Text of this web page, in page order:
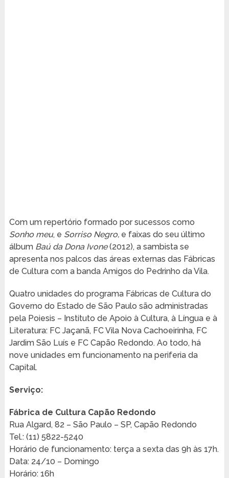
Com um repertório formado por sucessos como
Sonho meu, e Sorriso Negro,e faixas do seu último
álbum Baú da Dona Ivone(2012), a sambista se
apresenta nos palcos das áreas externas das Fábricas
de Cultura com a banda Amigos do Pedrinho da Vila.
Quatro unidades do programa Fábricas de Cultura do
Governo do Estado de São Paulo são administradas
pela Poiesis – Instituto de Apoio à Cultura, à Língua e à
Literatura: FC Jaçanã, FC Vila Nova Cachoeirinha, FC
Jardim São Luís e FC Capão Redondo. Ao todo, há
nove unidades em funcionamento na periferia da
Capital.
Serviço:
Fábrica de Cultura Capão Redondo
Rua Algard, 82 – São Paulo – SP, Capão Redondo
Tel.: (11) 5822-5240
Horário de funcionamento: terça a sexta das 9h às 17h.
Data: 24/10 – Domingo
Horário: 16h